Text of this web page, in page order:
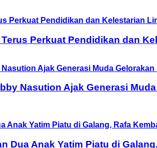
Perkuat Pendidikan dan
Nasution Ajak Generasi
Dua Anak Yatim Piatu di